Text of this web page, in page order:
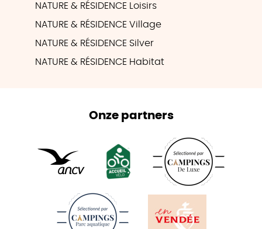
NATURE & RÉSIDENCE Loisirs
NATURE & RÉSIDENCE Village
NATURE & RÉSIDENCE Silver
NATURE & RÉSIDENCE Habitat
Onze partners